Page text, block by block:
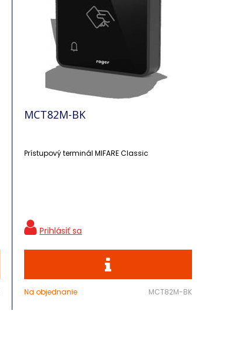
MCT82M-BK
Prístupový terminál MIFARE Classic
Na objednanie MCT82M-BK